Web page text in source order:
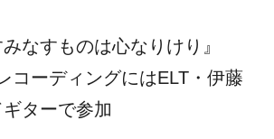
なすものは心なりけり』
ーディングにはELT・伊藤
ターで参加